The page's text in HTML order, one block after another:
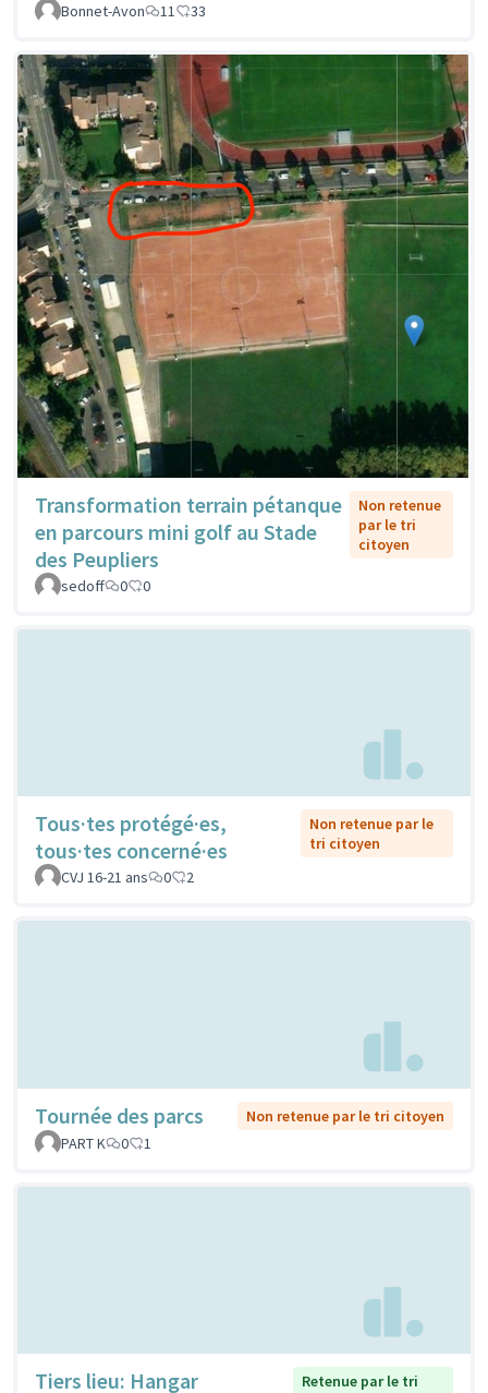
Bonnet-Avon 11 33
Transformation terrain pétanque
en parcours mini golf au Stade
des Peupliers
Non retenue
par le tri
citoyen
sedoff 0 0
Tous·tes protégé·es,
tous·tes concerné·es
Non retenue par le
tri citoyen
CVJ 16-21 ans
0 2
Tournée des parcs
Non retenue par le tri citoyen
PART K
0 1
Tiers lieu: Hangar
Retenue par le tri